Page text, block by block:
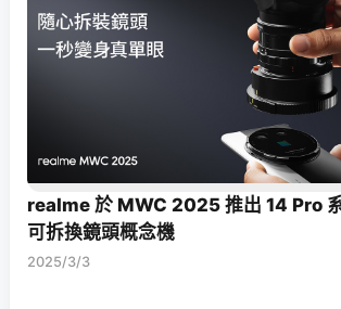
realme 於 MWC 2025 推出 14 Pro
可拆換鏡頭概念機
2025/3/3